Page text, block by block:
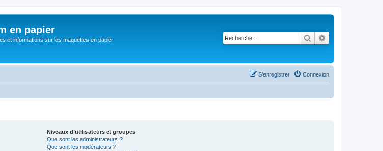
en papier
et informations sur les maquettes en papier Rechercher
Connexion
S’enregistrer
Niveaux d’utilisateurs et groupes
Que sont les administrateurs ?
Que sont les modérateurs ?